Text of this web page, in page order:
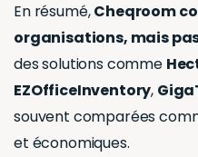
En résumé,Cheqroom
organisations, mais
des solutions comme
EZOfficeInventory,
souvent comparées
et économiques.